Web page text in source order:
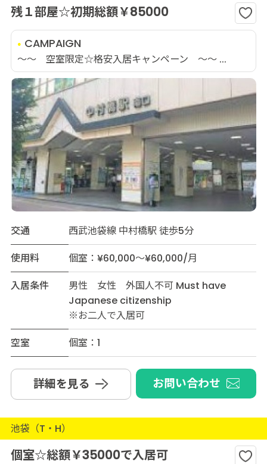
残１部屋☆初期総額￥85000
CAMPAIGN
～～ 空室限定☆格安入居キャンペーン ～～ ...
交通
西武池袋線 中村橋駅 徒歩5分
使用料
個室：¥60,000～¥60,000/月
入居条件
男性 女性 外国人不可 Must have
Japanese citizenship
※お二人で入居可
空室
個室：1
詳細を見る お問い合わせ
池袋（T・H）
個室☆総額￥35000で入居可